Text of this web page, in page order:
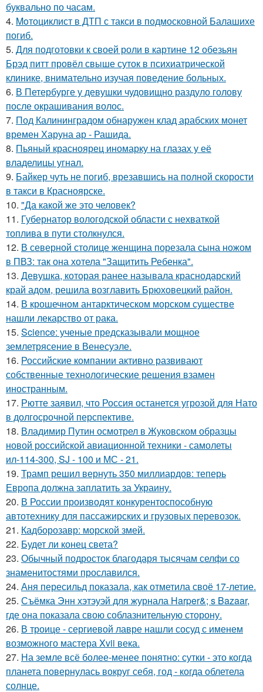
буквально по часам.
4. Moтоциклист в ДТП с такси в подмосковной Балашихе
погиб.
5. Для подготовки к своей роли в картине 12 обезьян
Брэд питт провёл свыше суток в психиатрической
клинике, внимательно изучая поведение больных.
6. В Петербурге у девушки чудовищно раздуло голову
после окрашивания волос.
7. Под Калининградом обнаружен клад арабских монет
времен Харуна ар - Рашида.
8. Пьяный красноярец иномарку на глазах у её
владелицы угнал.
9. Байкер чуть не погиб, врезавшись на полной скорости
в такси в Красноярске.
10. "Да какой же это человек?
11. Губернатор вологодской области с нехваткой
топлива в пути столкнулся.
12. В северной столице женщина порезала сына ножом
в ПВЗ: так она хотела "Защитить Ребенка".
13. Девушка, которая ранее называла краснодарский
край адом, решила возглавить Брюховецкий район.
14. В крошечном антарктическом морском существе
нашли лекарство от рака.
15. Science: ученые предсказывали мощное
землетрясение в Венесуэле.
16. Российские компании активно развивают
собственные технологические решения взамен
иностранным.
17. Рютте заявил, что Россия останется угрозой для Нато
в долгосрочной перспективе.
18. Владимир Путин осмотрел в Жуковском образцы
новой российской авиационной техники - самолеты
ил-114-300, SJ - 100 и МС - 21.
19. Трамп решил вернуть 350 миллиардов: теперь
Европа должна заплатить за Украину.
20. В России производят конкурентоспособную
автотехнику для пассажирских и грузовых перевозок.
21. Кадборозавр: морской змей.
22. Будет ли конец света?
23. Обычный подросток благодаря тысячам селфи со
знаменитостями прославился.
24. Аня пересильд показала, как отметила своё 17-летие.
25. Съёмка Энн хэтэуэй для журнала Harper&; s Bazaar,
где она показала свою соблазнительную сторону.
26. В троице - сергиевой лавре нашли сосуд с именем
возможного мастера Xvii века.
27. На земле всё более-менее понятно: сутки - это когда
планета повернулась вокруг себя, год - когда облетела
солнце.